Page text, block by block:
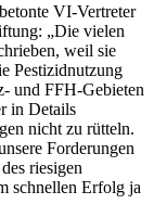
VI-Vertreter
„Die vielen
weil sie
Pestizidnutzung
und FFH-Gebieten
in Details
nicht zu rütteln.
Forderungen
riesigen
schnellen Erfolg ja